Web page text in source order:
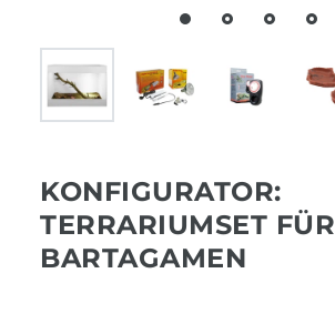
KONFIGURATOR:
TERRARIUMSET FÜR
BARTAGAMEN